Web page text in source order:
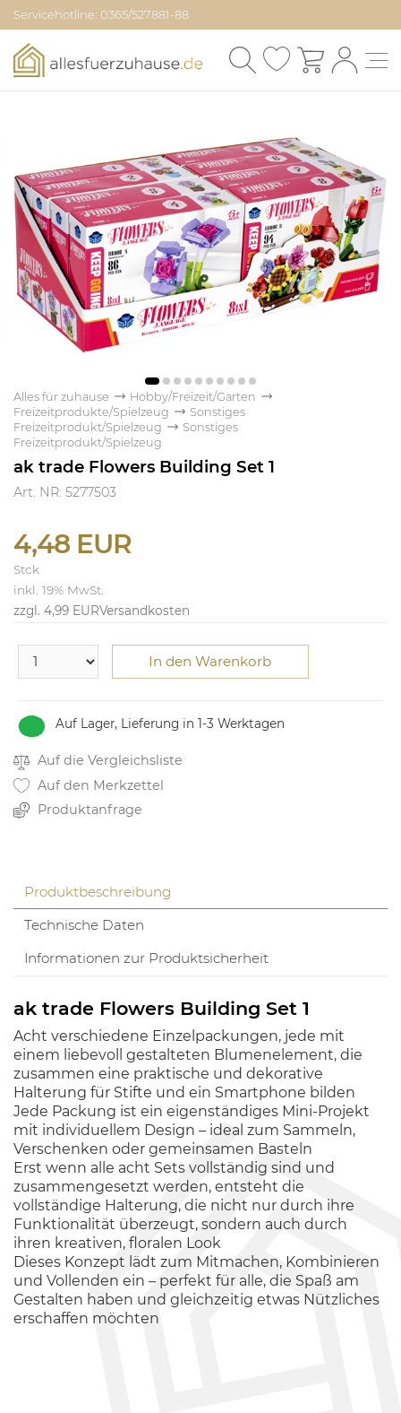
Servicehotline: 0365/527881-88
Alles für zuhause
Hobby/Freizeit/Garten
Freizeitprodukte/Spielzeug
Sonstiges
Freizeitprodukt/Spielzeug
Sonstiges
Freizeitprodukt/Spielzeug
ak trade Flowers Building Set 1
Art. NR: 5277503
4,48 EUR
Stck
inkl. 19% MwSt.
zzgl. 4,99 EURVersandkosten
Auf Lager, Lieferung in 1-3 Werktagen
In den Warenkorb
Auf die Vergleichsliste
Auf den Merkzettel
Produktanfrage
Produktbeschreibung
Technische Daten
Informationen zur Produktsicherheit
ak trade Flowers Building Set 1
Acht verschiedene Einzelpackungen, jede mit
einem liebevoll gestalteten Blumenelement, die
zusammen eine praktische und dekorative
Halterung für Stifte und ein Smartphone bilden
Jede Packung ist ein eigenständiges Mini-Projekt
mit individuellem Design – ideal zum Sammeln,
Verschenken oder gemeinsamen Basteln
Erst wenn alle acht Sets vollständig sind und
zusammengesetzt werden, entsteht die
vollständige Halterung, die nicht nur durch ihre
Funktionalität überzeugt, sondern auch durch
ihren kreativen, floralen Look
Dieses Konzept lädt zum Mitmachen, Kombinieren
und Vollenden ein – perfekt für alle, die Spaß am
Gestalten haben und gleichzeitig etwas Nützliches
erschaffen möchten